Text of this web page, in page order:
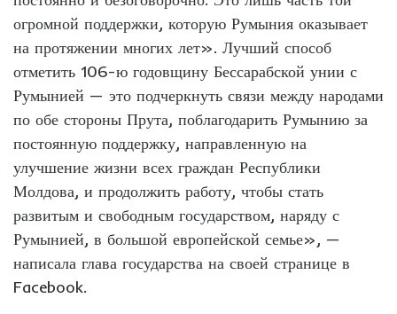
огромной поддержки, которую Румыния оказывает
на протяжении многих лет». Лучший способ
отметить 106-ю годовщину Бессарабской унии с
Румынией — это подчеркнуть связи между народами
по обе стороны Прута, поблагодарить Румынию за
постоянную поддержку, направленную на
улучшение жизни всех граждан Республики
Молдова, и продолжить работу, чтобы стать
развитым и свободным государством, наряду с
Румынией, в большой европейской семье», —
написала глава государства на своей странице в
Facebook.